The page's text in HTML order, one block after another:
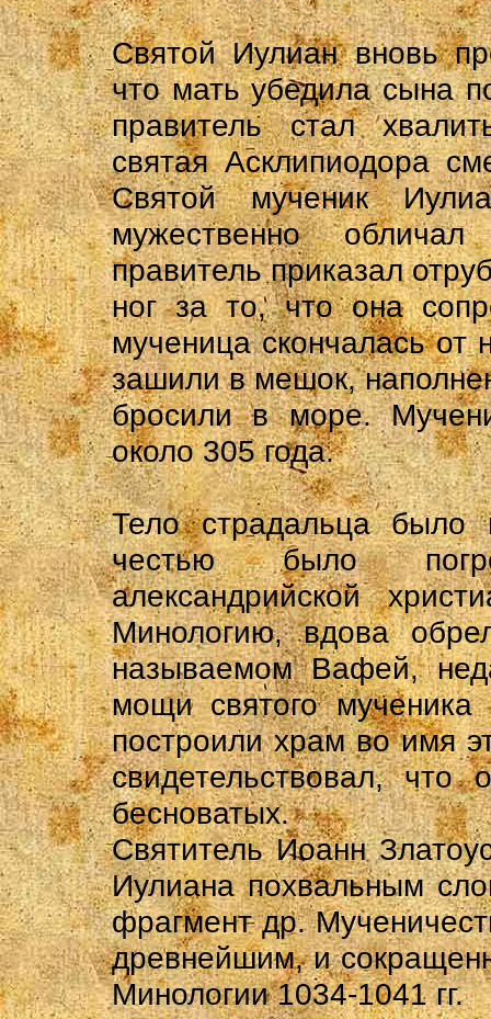
Святой Иулиан вновь
что мать убедила сына
правитель стал
святая Асклипиодора
Святой мученик
мужественно
правитель приказал
ног за то, что она
мученица скончалась
зашили в мешок,
бросили в море.
около 305 года.
Тело страдальца
честью было
александрийской
Минологию, вдова
называемом Вафей,
мощи святого
построили храм во имя
свидетельствовал,
бесноватых.
Святитель Иоанн
Иулиана похвальным
фрагмент др.
древнейшим, и
Минологии 1034-1041 гг.